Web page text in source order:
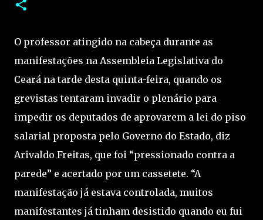
O professor atingido na cabeça durante as
manifestações na Assembleia Legislativa do
Ceará na tarde desta quinta-feira, quando os
grevistas tentaram invadir o plenário para
impedir os deputados de aprovarem a lei do piso
salarial proposta pelo Governo do Estado, diz
Arivaldo Freitas, que foi “pressionado contra a
parede” e acertado por um cassetete. “A
manifestação já estava controlada, muitos
manifestantes já tinham desistido quando eu fui